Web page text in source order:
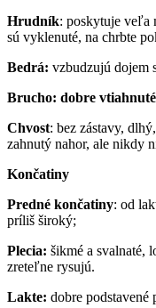
Hrudník: poskytuje veľa
sú vyklenuté, na chrbte
Bedrá: vzbudzujú dojem
Brucho: dobre
Chvost: bez zástavy,
zahnutý nahor, ale nikdy
Končatiny
Predné končatiny: od
príliš široký;
Plecia: šikmé a svalnaté,
zreteľne rysujú.
Lakte: dobre podstavené